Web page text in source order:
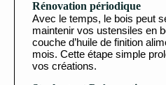
Rénovation périodique
Avec le temps, le bois peut
maintenir vos ustensiles en
couche d’huile de finition
mois. Cette étape simple
vos créations.